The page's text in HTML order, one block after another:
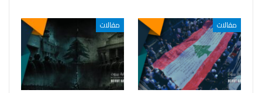
مقالات مقالات